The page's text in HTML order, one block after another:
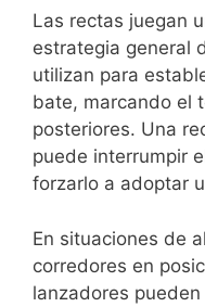
Las rectas juegan
estrategia general
utilizan para
bate, marcando el
posteriores. Una
puede interrumpir
forzarlo a adoptar
En situaciones de
corredores en
lanzadores